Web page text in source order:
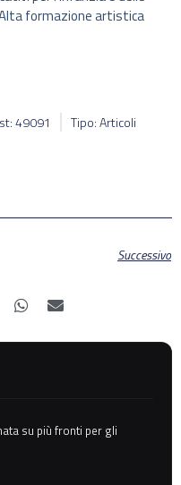
formazione artistica
49091 Tipo: Articoli
Successivo
su più fronti per gli